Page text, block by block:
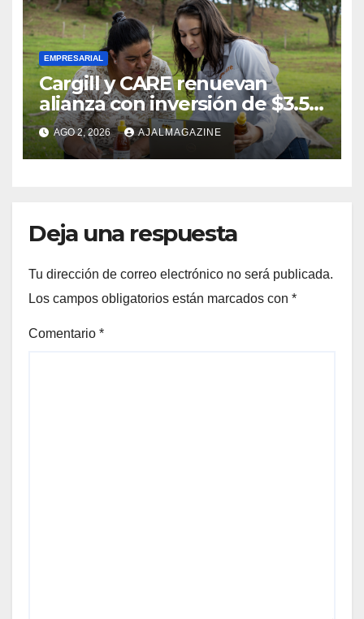
EMPRESARIAL
Cargill y CARE renuevan
alianza con inversión de $3.5
millones para el desarrollo de
mujeres rurales en
Centroamérica
AGO 2, 2026 AJALMAGAZINE
Deja una respuesta
Tu dirección de correo electrónico no será publicada.
Los campos obligatorios están marcados con *
Comentario *